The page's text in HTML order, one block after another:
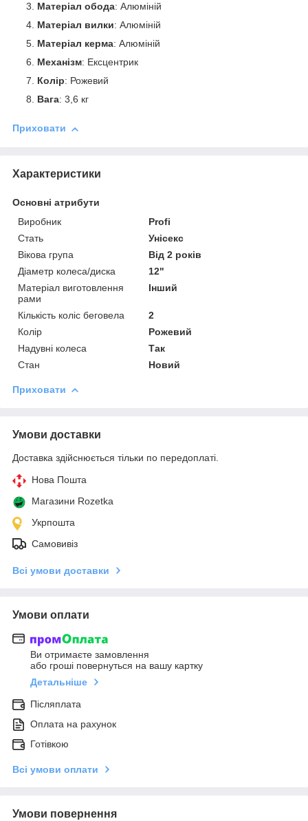
Матеріал обода: Алюміній
Матеріал вилки: Алюміній
Матеріал керма: Алюміній
Механізм: Ексцентрик
Колір: Рожевий
Вага: 3,6 кг
Приховати
Характеристики
Основні атрибути
Виробник
Profi
Стать
Унісекс
Вікова група
Від 2 років
Діаметр колеса/диска
12"
Матеріал виготовлення
рами
Інший
Кількість коліс беговела
2
Колір
Рожевий
Надувні колеса
Так
Стан
Новий
Приховати
Умови доставки
Доставка здійснюється тільки по передоплаті.
Нова Пошта
Магазини Rozetka
Укрпошта
Самовивіз
Всі умови доставки
Умови оплати
Ви отримаєте замовлення
або гроші повернуться на вашу картку
Детальніше
Післяплата
Оплата на рахунок
Готівкою
Всі умови оплати
Умови повернення